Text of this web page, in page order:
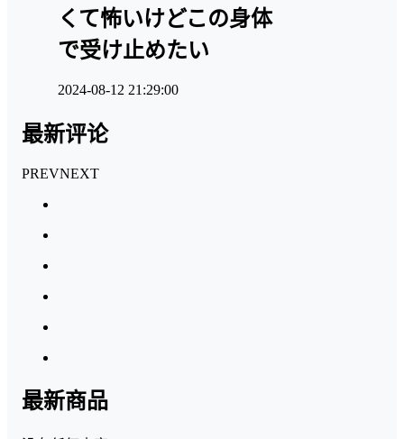
くて怖いけどこの身体
で受け止めたい
2024-08-12 21:29:00
最新评论
PREVNEXT
最新商品